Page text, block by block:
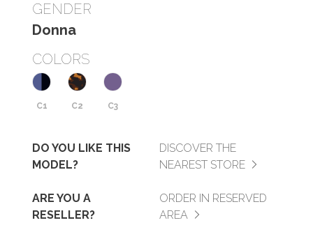
GENDER
Donna
COLORS
C1 C2 C3
DO YOU LIKE THIS
MODEL?
DISCOVER THE
NEAREST STORE
ARE YOU A
RESELLER?
ORDER IN RESERVED
AREA